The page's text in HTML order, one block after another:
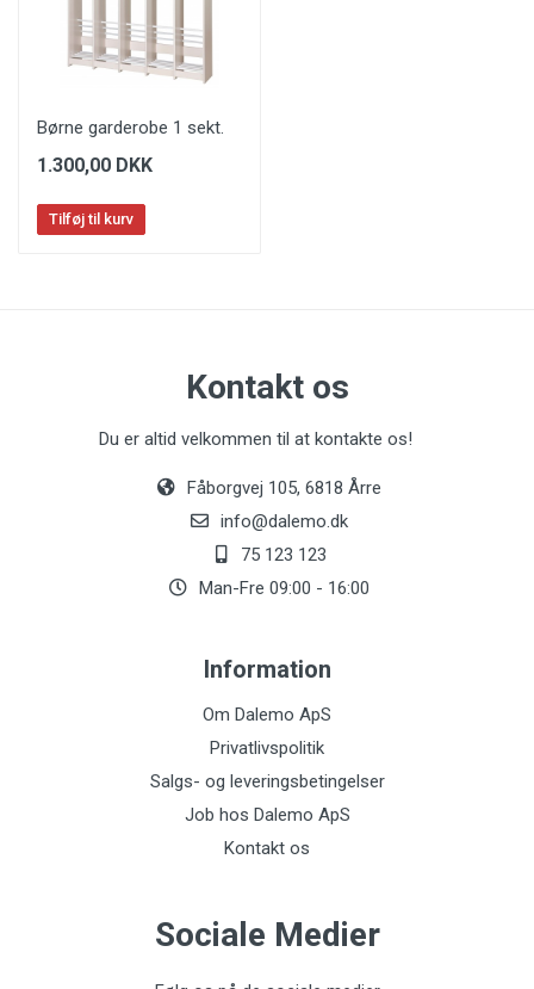
Børne garderobe 1 sekt.
1.300,00 DKK
Tilføj til kurv
Kontakt os
Du er altid velkommen til at kontakte os!
Fåborgvej 105, 6818 Årre
info@dalemo.dk
75 123 123
Man-Fre 09:00 - 16:00
Information
Om Dalemo ApS
Privatlivspolitik
Salgs- og leveringsbetingelser
Job hos Dalemo ApS
Kontakt os
Sociale Medier